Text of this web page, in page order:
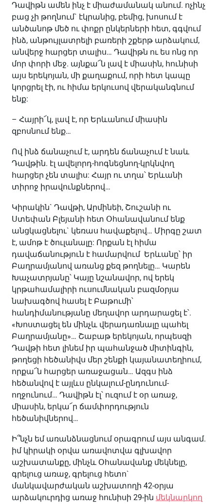
Դավիթն ամեն ինչ է միաժամանակ անում. ոչինչ
բաց չի թողնում` էկրանից, բեմից, խոսում է
անծանոթ մեծ ու փոքր ընկերների հետ, գգվում
ինձ, անթույլատրելի բառերի շքերթ արձակում,
անվերջ հարցեր տալիս… Դավիթն ու ես ոնց որ
մոր փորի մեջ. այնքա՜ն լավ է միասին, հունիսի
այս երեկոյան, մի քաղաքում, որի հետ կապը
կորցրել էի, ու հիմա երկուսով վերականգնում
ենք:
– Հայրի՜կ, լավ է, որ Երևանում միասին
զբոսնում ենք…
Ով ինձ ճանաչում է, արդեն ճանաչում է նաև
Դավթին. էլ ավելորդ-հոգնեցնող-կրկնվող
հարցեր չեն տալիս: Հայր ու տղա՝ Երևանի
տիրոջ իրավունքներով…
Կիրակին` Դավթի, Արմինեի, Շուշանի ու
Ստեփան Բլեյանի հետ Օհանավանում ենք
անցկացնելու` կեռաս հավաքելով… Միրգը շատ
է, ամոթ է ծուլանալը: Որքան էլ հիմա
դավաճանություն է համարվում Երևանը՝ իր
Բաղրամյանով առանց քեզ թողնելը… Կարեն
Խաչատրյանը՝ Կայը նշանավոր, ով երեկ
կրթահամալիրի ուսումնական բազմօրյա
նախագծով հասել է Բաթումի՝
հանդիմանությանը մեղավոր արդարացել է՝.
«Խոստացել են մինչև վերադառնալը պահել
Բաղրամյանը»… Շաբաթ երեկոյան, որպեսզի
Դավթի հետ լինեմ իր պահանջած միտինգին,
թողեցի հեծանիվս մեր շենքի կայանատեղիում,
որքա՜ն հարցեր առաջացան… Ազգս ինձ
հեծանվով է այլևս ընկալում-ընդունում-
ողջունում… Դավիթն էլ՝ ուզում է օր առաջ,
միասին, երկա՜ր ճամփորդություն
հեծանիվներով…
Ի՞նչն եմ առանձնացնում օրագրում այս անգամ.
իմ կիրակի օրվա առավոտվա գլխավոր
աշխատանքը, մինչև Օհանավանք մեկնելը,
գրելուց առաջ, գրելուց հետո`
մանկավարժական աշխատողի 42-օրյա
արձակուրդից առաջ հունիսի 29-ին մեկնարկող